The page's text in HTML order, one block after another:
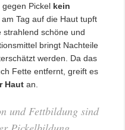
Pickel kein
am Tag auf die Haut tupft
schöne und
bringt Nachteile
werden. Da das
Fette entfernt, greift es
Haut an.
und Fettbildung sind